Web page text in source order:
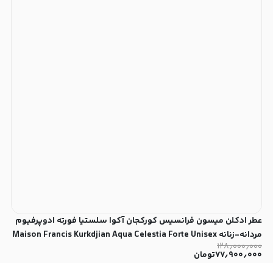
عطر ادکلن میسون فرانسیس کورکجان آکوا سلستیا فورته ادوپرفیوم
مردانه-زنانه Maison Francis Kurkdjian Aqua Celestia Forte Unisex
EDP
۱۲۸٫۰۰۰٫۰۰۰
۷۷٫۹۰۰٫۰۰۰تومان